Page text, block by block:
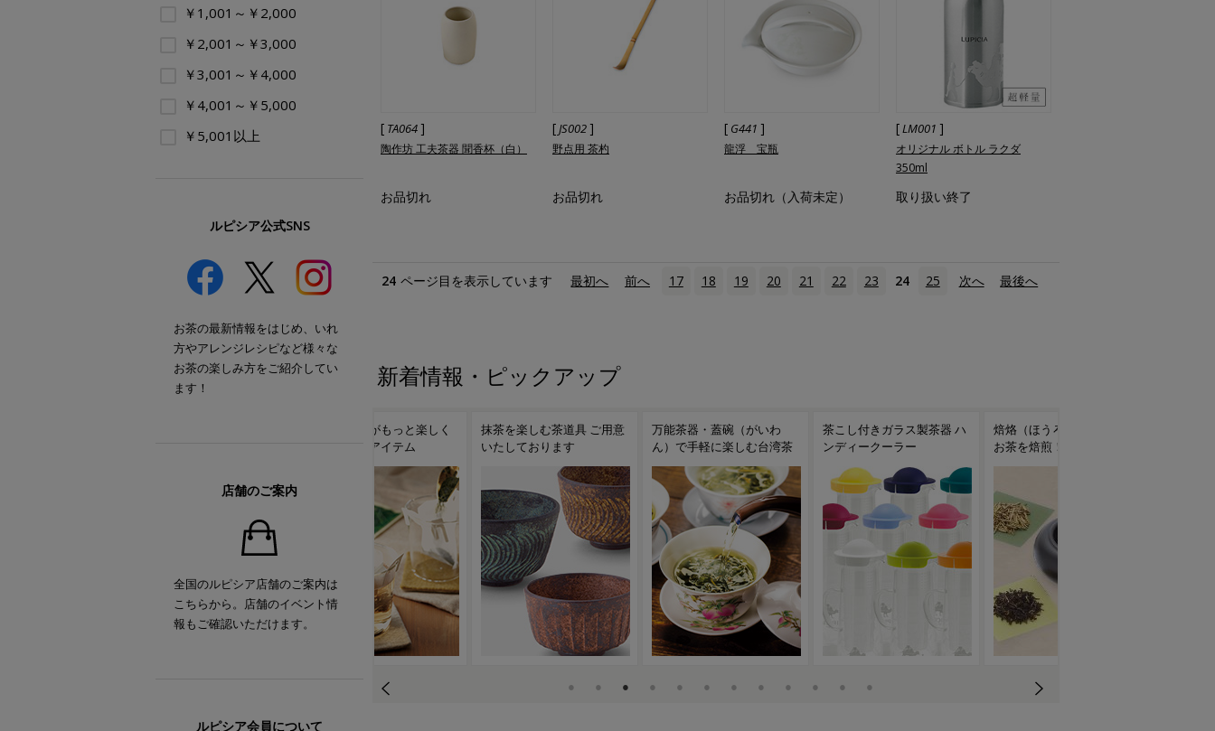
[ TA064 ]
陶作坊 工夫茶器 聞香杯（白）
お品切れ
[JS002 ]
野点用 茶杓
お品切れ
[ G441 ]
龍浮 宝瓶
お品切れ（入荷未定）
[LM001 ]
オリジナル ボトル ラクダ
350ml
取り扱い終了
24 ページ目を表示しています 最初へ 前へ 17 18 19 20 21 22 23 24 25 次へ 最後へ
新着情報・ピックアップ
抹茶を楽しむ茶道具 ご用意
いたしております
万能茶器・蓋碗（がいわ
ん）で手軽に楽しむ台湾茶
茶こし付きガラス製茶器 ハ
ンディークーラー
焙烙（ほうろく）で手軽に
お茶を焙煎！
￥1,001～￥2,000
￥2,001～￥3,000
￥3,001～￥4,000
￥4,001～￥5,000
￥5,001以上
ルピシア公式SNS
お茶の最新情報をはじめ、いれ
方やアレンジレシピなど様々な
お茶の楽しみ方をご紹介してい
ます！
店舗のご案内
全国のルピシア店舗のご案内は
こちらから。店舗のイベント情
報もご確認いただけます。
ルピシア会員について